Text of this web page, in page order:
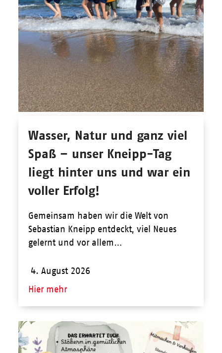
Wasser, Natur und ganz viel
Spaß – unser Kneipp-Tag
liegt hinter uns und war ein
voller Erfolg!
Gemeinsam haben wir die Welt von
Sebastian Kneipp entdeckt, viel Neues
gelernt und vor allem…
4. August 2026
Hier mehr